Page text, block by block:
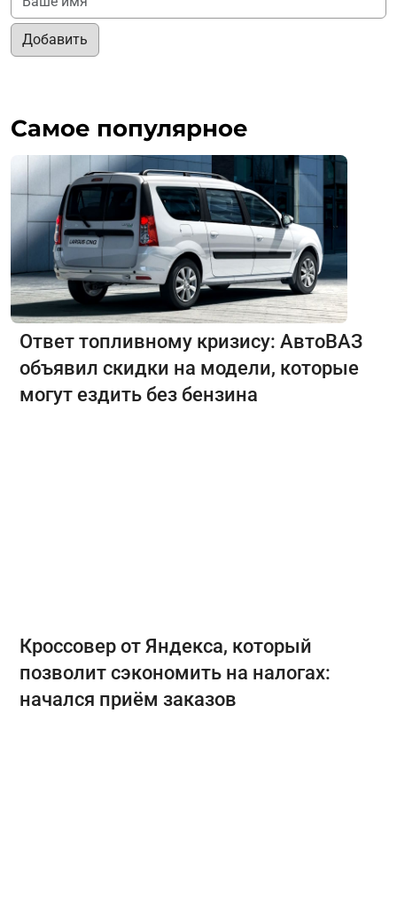
Добавить
Самое популярное
Ответ топливному кризису: АвтоВАЗ
объявил скидки на модели, которые
могут ездить без бензина
Кроссовер от Яндекса, который
позволит сэкономить на налогах:
начался приём заказов